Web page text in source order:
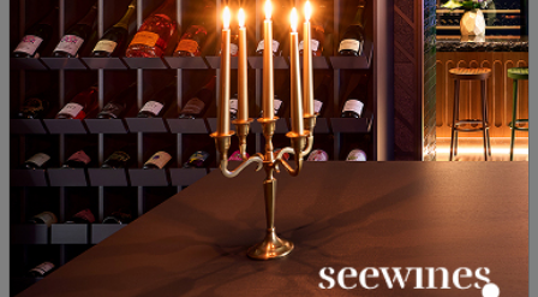
Розе Пино Ноар Вила Велис
2023
България Пино Ноар
12 € 23 51 лв.
22 €
Шардоне Барел Вила Велис
2021
България | Шардоне
16